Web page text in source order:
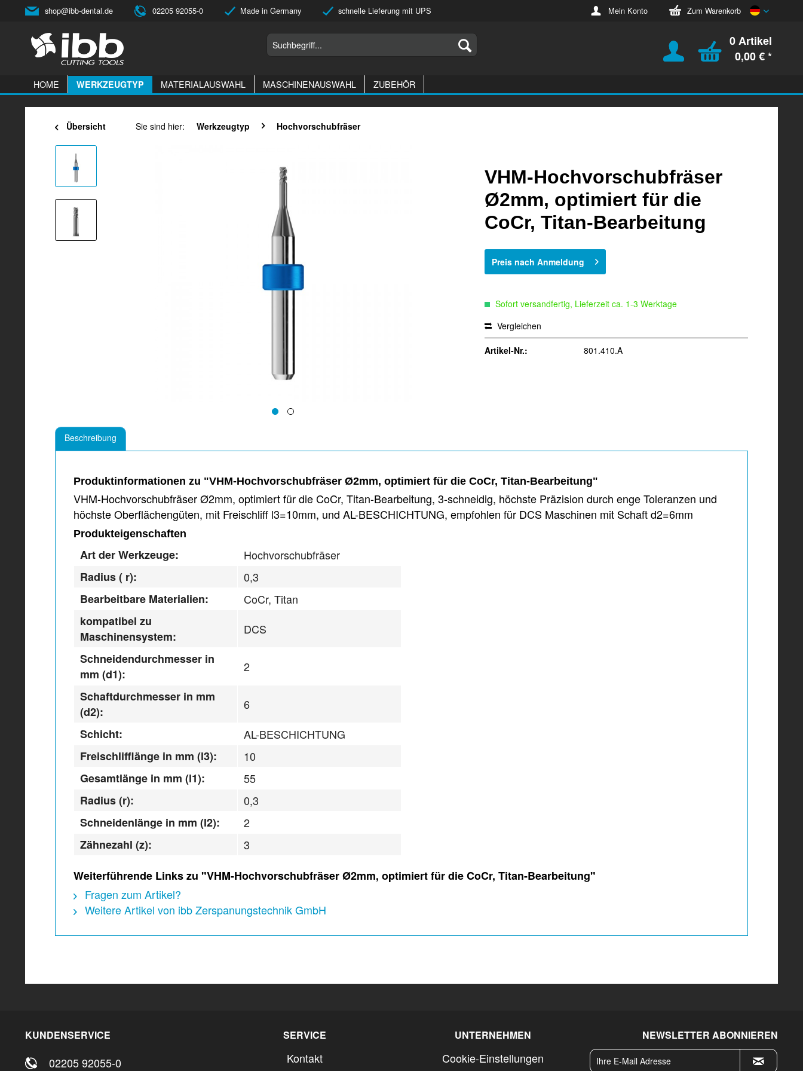
shop@ibb-dental.de 02205 92055-0 Made in Germany schnelle Lieferung mit UPS Mein Konto Zum Warenkorb
Deutsch
0 Artikel
0,00 € *
HOME WERKZEUGTYP MATERIALAUSWAHL MASCHINENAUSWAHL ZUBEHÖR
Übersicht Sie sind hier: Werkzeugtyp Hochvorschubfräser
VHM-Hochvorschubfräser
Ø2mm, optimiert für die
CoCr, Titan-Bearbeitung
Preis nach Anmeldung
Sofort versandfertig, Lieferzeit ca. 1-3 Werktage
Vergleichen
Artikel-Nr.: 801.410.A
Beschreibung
Produktinformationen zu "VHM-Hochvorschubfräser Ø2mm, optimiert für die CoCr, Titan-Bearbeitung"
VHM-Hochvorschubfräser Ø2mm, optimiert für die CoCr, Titan-Bearbeitung, 3-schneidig, höchste Präzision durch enge Toleranzen und
höchste Oberflächengüten, mit Freischliff l3=10mm, und AL-BESCHICHTUNG, empfohlen für DCS Maschinen mit Schaft d2=6mm
Produkteigenschaften
Art der Werkzeuge:
Hochvorschubfräser
Radius ( r):
0,3
Bearbeitbare Materialien:
CoCr, Titan
kompatibel zu
Maschinensystem:
DCS
Schneidendurchmesser in
mm (d1):
2
Schaftdurchmesser in mm
(d2):
6
Schicht:
AL-BESCHICHTUNG
Freischlifflänge in mm (l3):
10
Gesamtlänge in mm (l1):
55
Radius (r):
0,3
Schneidenlänge in mm (l2):
2
Zähnezahl (z):
3
Weiterführende Links zu "VHM-Hochvorschubfräser Ø2mm, optimiert für die CoCr, Titan-Bearbeitung"
Fragen zum Artikel?
Weitere Artikel von ibb Zerspanungstechnik GmbH
KUNDENSERVICE
02205 92055-0
SERVICE
Kontakt
UNTERNEHMEN
Cookie-Einstellungen
NEWSLETTER ABONNIEREN